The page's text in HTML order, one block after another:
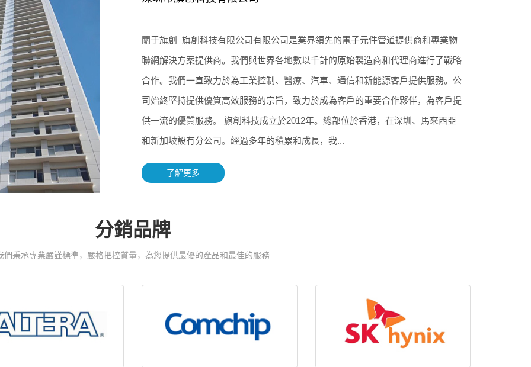
關于旗創 旗創科技有限公司有限公司是業界領先的電子元件管道提供商和專業物
聯網解決方案提供商。我們與世界各地數以千計的原始製造商和代理商進行了戰略
合作。我們一直致力於為工業控制、醫療、汽車、通信和新能源客戶提供服務。公
司始終堅持提供優質高效服務的宗旨，致力於成為客戶的重要合作夥伴，為客戶提
供一流的優質服務。 旗創科技成立於2012年。總部位於香港，在深圳、馬來西亞
和新加坡設有分公司。經過多年的積累和成長，我...
了解更多
分銷品牌
們秉承專業嚴謹標準，嚴格把控質量，為您提供最優的產品和最佳的服務